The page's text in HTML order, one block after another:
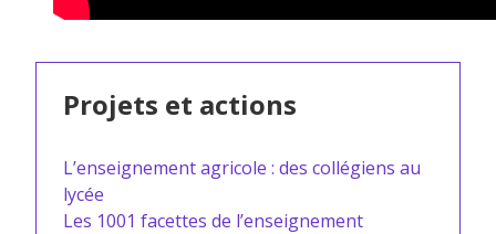
Projets et actions
L’enseignement agricole : des collégiens au
lycée
Les 1001 facettes de l’enseignement